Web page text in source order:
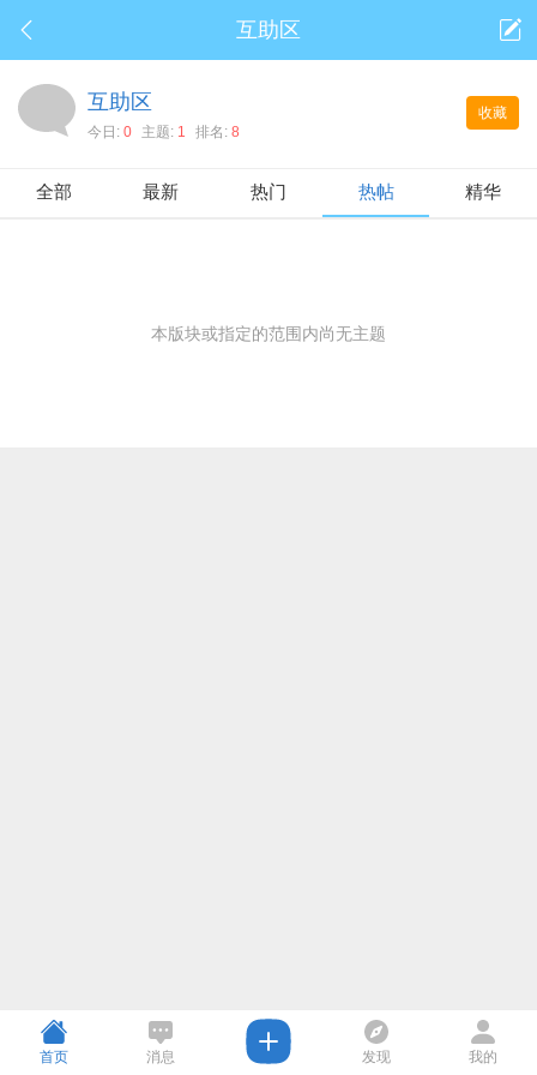
互助区
收藏
互助区
今日: 0 主题: 1 排名: 8
全部 最新 热门 热帖 精华
本版块或指定的范围内尚无主题
首页 消息 发现 我的